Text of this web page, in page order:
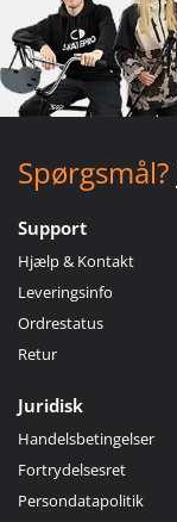
Spørgsmål?
Support
Hjælp & Kontakt
Leveringsinfo
Ordrestatus
Retur
Juridisk
Handelsbetingelser
Fortrydelsesret
Persondatapolitik